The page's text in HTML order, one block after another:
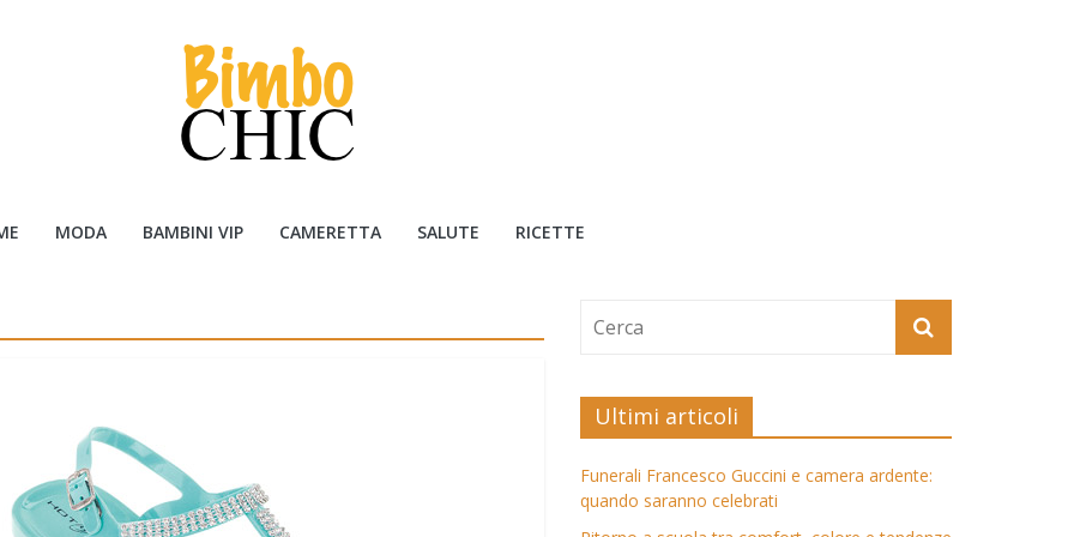
MODA BAMBINI VIP CAMERETTA SALUTE RICETTE
Ultimi articoli
Funerali Francesco Guccini e camera ardente:
quando saranno celebrati